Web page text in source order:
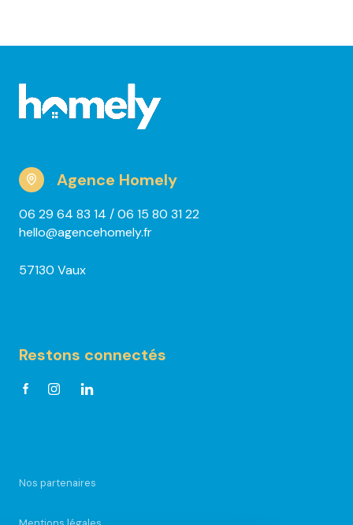
Agence Homely
06 29 64 83 14 / 06 15 80 31 22
hello@agencehomely.fr
57130 Vaux
Restons connectés
Nos partenaires